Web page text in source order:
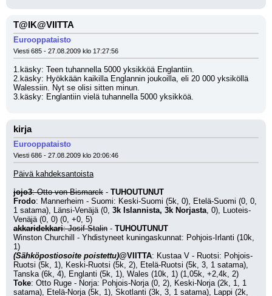
T@IK@VIITTA
Eurooppataisto
Viesti 685 - 27.08.2009 klo 17:27:56
1.käsky: Teen tuhannella 5000 yksikköä Englantiin.
2.käsky: Hyökkään kaikilla Englannin joukoilla, eli 20 000 yksiköllä
Walessiin. Nyt se olisi sitten minun.
3.käsky: Englantiin vielä tuhannella 5000 yksikköä.
kirja
Eurooppataisto
Viesti 686 - 27.08.2009 klo 20:06:46
Päivä kahdeksantoista
jojo3: Otto von Bismarck - TUHOUTUNUT
Frodo: Mannerheim - Suomi: Keski-Suomi (5k, 0), Etelä-Suomi (0, 0,
1 satama), Länsi-Venäjä (0, 3k Islannista, 3k Norjasta, 0), Luoteis-
Venäjä (0, 0) (0, +0, 5)
akkaridekkari: Josif Stalin - TUHOUTUNUT
Winston Churchill - Yhdistyneet kuningaskunnat: Pohjois-Irlanti (10k,
1)
(Sähköpostiosoite poistettu)@VIITTA: Kustaa V - Ruotsi: Pohjois-
Ruotsi (5k, 1), Keski-Ruotsi (5k, 2), Etelä-Ruotsi (5k, 3, 1 satama),
Tanska (6k, 4), Englanti (5k, 1), Wales (10k, 1) (1,05k, +2,4k, 2)
Toke: Otto Ruge - Norja: Pohjois-Norja (0, 2), Keski-Norja (2k, 1, 1